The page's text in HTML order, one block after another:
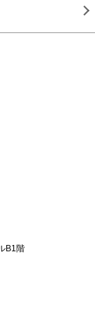
B1階